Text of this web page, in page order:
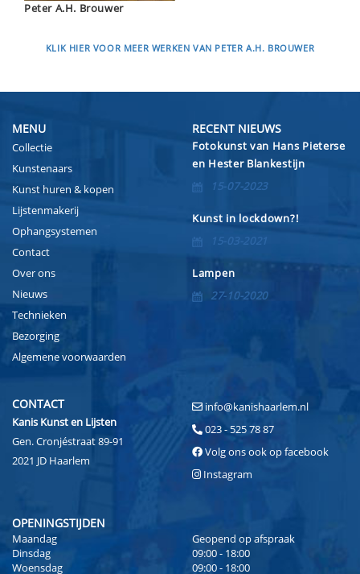
Peter A.H. Brouwer
KLIK HIER VOOR MEER WERKEN VAN PETER A.H. BROUWER
MENU
Collectie
Kunstenaars
Kunst huren & kopen
Lijstenmakerij
Ophangsystemen
Contact
Over ons
Nieuws
Technieken
Bezorging
Algemene voorwaarden
RECENT NIEUWS
Fotokunst van Hans Pieterse
en Hester Blankestijn
15-07-2023
Kunst in lockdown?!
15-03-2021
Lampen
27-10-2020
CONTACT
Kanis Kunst en Lijsten
Gen. Cronjéstraat 89-91
2021 JD Haarlem
info@kanishaarlem.nl
023 - 525 78 87
Volg ons ook op facebook
Instagram
OPENINGSTIJDEN
Maandag
Geopend op afspraak
Dinsdag
09:00 - 18:00
Woensdag
09:00 - 18:00